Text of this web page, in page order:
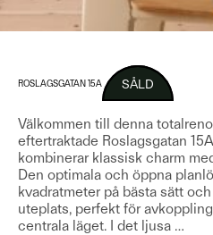
ROSLAGSGATAN 15A SÅLD
Välkommen till denna
eftertraktade Roslagsgatan
kombinerar klassisk charm
Den optimala och öppna
kvadratmeter på bästa sätt
uteplats, perfekt för
centrala läget. I det ljusa …